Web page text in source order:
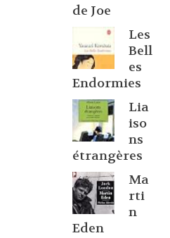
de Joe
Les
Bell
es
Endormies
Lia
iso
ns
étrangères
Ma
rti
n
Eden